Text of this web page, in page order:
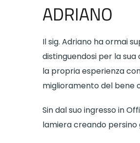
ADRIANO
Il sig. Adriano ha ormai
distinguendosi per la
la propria esperienza
miglioramento del bene
Sin dal suo ingresso in
lamiera creando persino